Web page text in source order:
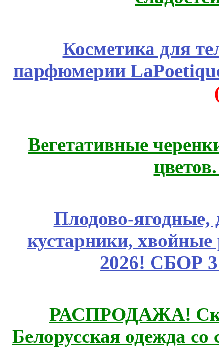
Косметика для
парфюмерии
Вегетативные
Плодово-ягодные,
кустарники,
2026! СБОР
РАСПРОДАЖА!
Белорусская одежда